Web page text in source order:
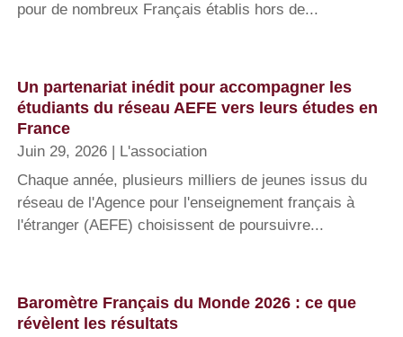
pour de nombreux Français établis hors de...
Un partenariat inédit pour accompagner les
étudiants du réseau AEFE vers leurs études en
France
Juin 29, 2026
L'association
Chaque année, plusieurs milliers de jeunes issus du
réseau de l'Agence pour l'enseignement français à
l'étranger (AEFE) choisissent de poursuivre...
Baromètre Français du Monde 2026 : ce que
révèlent les résultats